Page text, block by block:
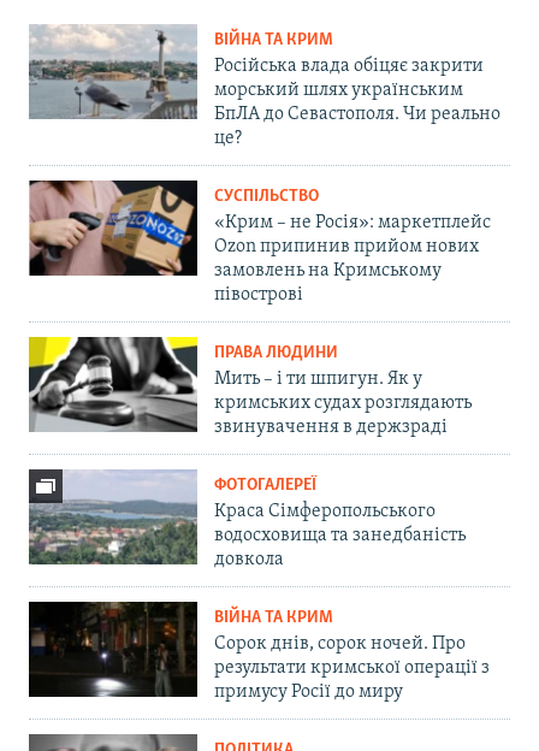
ВІЙНА ТА КРИМ
Російська влада обіцяє закрити
морський шлях українським
БпЛА до Севастополя. Чи реально
це?
СУСПІЛЬСТВО
«Крим – не Росія»: маркетплейс
Ozon припинив прийом нових
замовлень на Кримському
півострові
ПРАВА ЛЮДИНИ
Мить – і ти шпигун. Як у
кримських судах розглядають
звинувачення в держзраді
ФОТОГАЛЕРЕЇ
Краса Сімферопольського
водосховища та занедбаність
довкола
ВІЙНА ТА КРИМ
Сорок днів, сорок ночей. Про
результати кримської операції з
примусу Росії до миру